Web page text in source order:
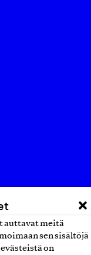
auttavat meitä
sen sisältöjä
on